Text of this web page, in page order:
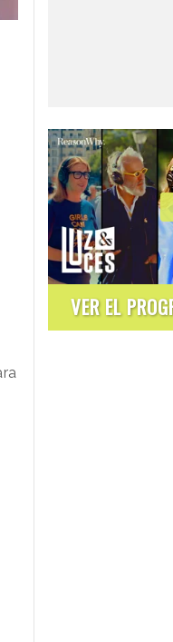
VER EL